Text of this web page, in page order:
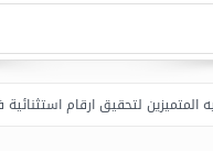
ارقام استثنائية في القروض